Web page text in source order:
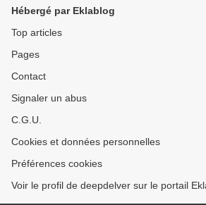
Hébergé par Eklablog
Top articles
Pages
Contact
Signaler un abus
C.G.U.
Cookies et données personnelles
Préférences cookies
Voir le profil de deepdelver sur le portail